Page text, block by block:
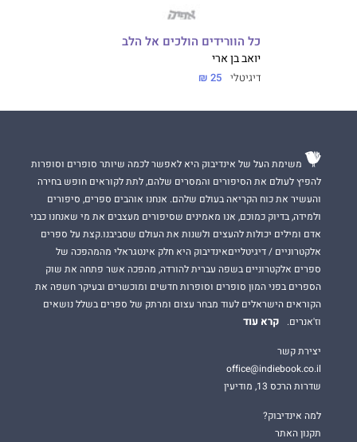
כל הוורידים הולכים אל הלב
יואב בן ארי
דיגיטלי 25 ₪
משימת העל של אינדיבוק היא לאפשר לכמה שיותר סופרים וסופרות
להפיץ לעולם את הסיפורים והמסרים שלהם, לתת לקוראים חופש בחירה
והעשיר את כוח הקריאה בעולם שלהם. אנחנו אוהבים ספרים, סיפורים
ולמידה, בדיוק כמוכם, אנו מאמינים שסיפורים מעצבים את מי שאנחנו כבני
אדם ומילים יכולות להעצים ולשנות את העולם שסביבנו.קצת על ספרים
אלקטרוניים / דיגיטלייםאינדיבוק היא חלק אינטגראלי מהמהפכה של
ספרים אלקטרוניים בשפה עברית להורדה, מהפכה אשר פתחה את שוק
הספרים בפני המון סופרים וסופרות חדשים ומוכשרים ובעיקר חשפה את
הקוראים הישראלים לעוד מבחר עצום ומרתק של ספרים בשלל נושאים
וז'אנרים.
קרא עוד
יצירת קשר
office@indiebook.co.il
שדרות הרכס 13, מודיעין
למה אינדיבוק?
תקנון האתר